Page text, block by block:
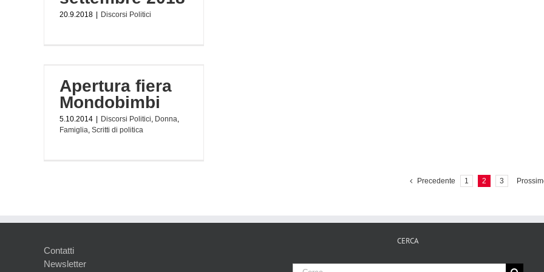
20.9.2018 | Discorsi Politici
Apertura fiera
Mondobimbi
5.10.2014 | Discorsi Politici Donna
Famiglia Scritti di politica
Precedente 1 2 3
Contatti
Newsletter
CERCA
Cerca